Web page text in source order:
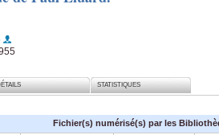
STATISTIQUES
Fichier(s) numérisé(s) par les